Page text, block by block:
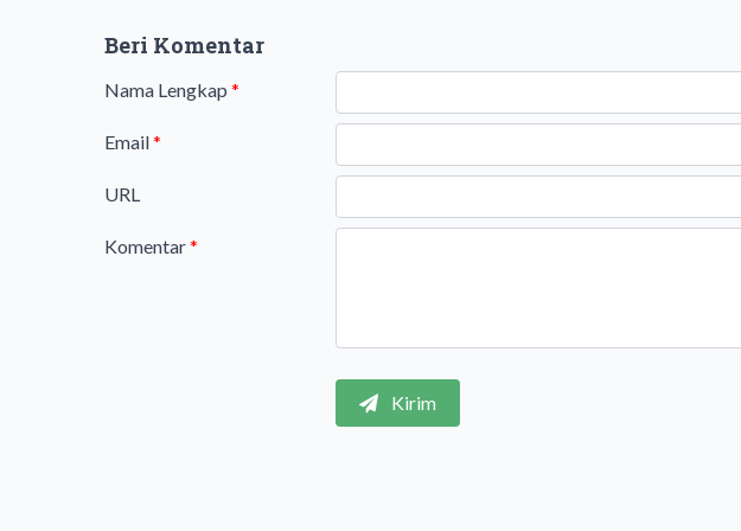
Beri Komentar
Nama Lengkap *
Email*
URL
Komentar*
Kirim